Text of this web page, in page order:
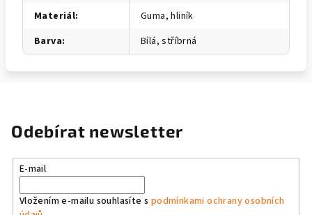
Materiál:
Guma, hliník
Barva: Bílá, stříbrná
Odebírat newsletter
E-mail
Vložením e-mailu souhlasíte s podmínkami ochrany osobních